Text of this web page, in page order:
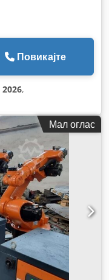
Повикајте
2026,
Мал оглас